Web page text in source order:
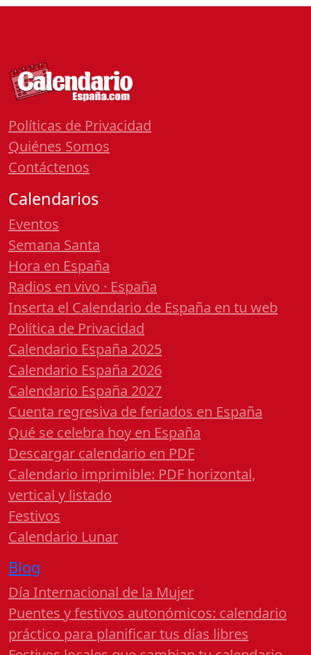
Políticas de Privacidad
Quiénes Somos
Contáctenos
Calendarios
Eventos
Semana Santa
Hora en España
Radios en vivo · España
Inserta el Calendario de España en tu web
Política de Privacidad
Calendario España 2025
Calendario España 2026
Calendario España 2027
Cuenta regresiva de feriados en España
Qué se celebra hoy en España
Descargar calendario en PDF
Calendario imprimible: PDF horizontal,
vertical y listado
Festivos
Calendario Lunar
Blog
Día Internacional de la Mujer
Puentes y festivos autonómicos: calendario
práctico para planificar tus días libres